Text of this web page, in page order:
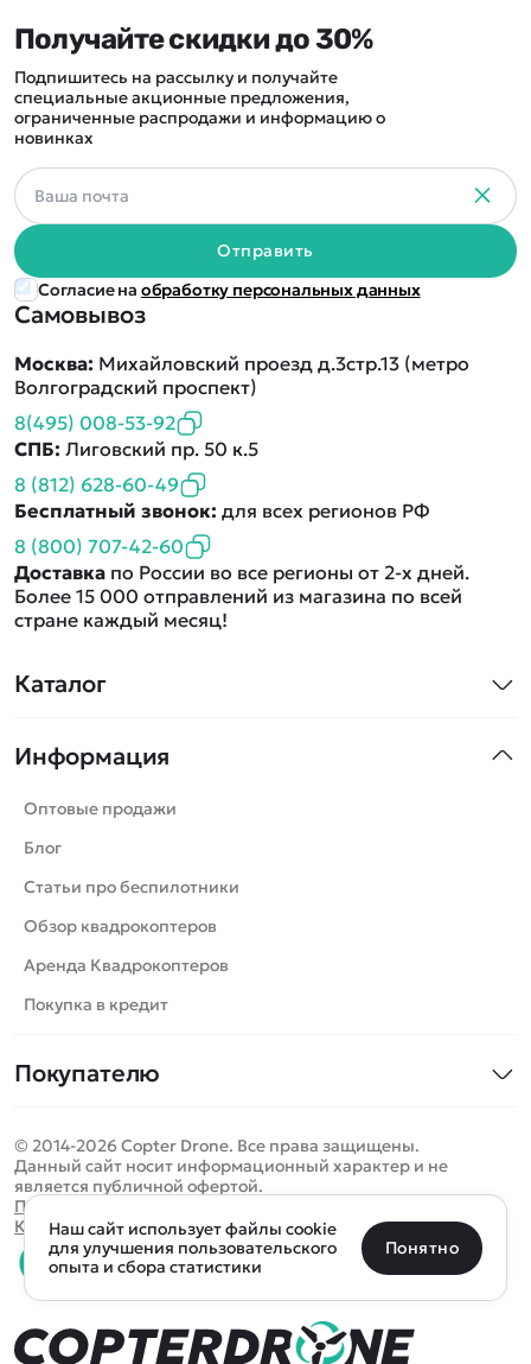
Каталог
Машинки
Танки
Вертолеты
Катера
Роботы
Самолеты
Сборные модели
Спецтехника
Игрушки
Запчасти для моделей
Бренды
Информация
Оптовые продажи
Блог
Статьи про беспилотники
Обзор квадрокоптеров
Аренда Квадрокоптеров
Покупка в кредит
Покупателю
Оплата и доставка
Помощь
Отследить заказ
Оплата на сайте
Самовывоз
Москва: Михайловский проезд д.3стр.13 (метро
Волгоградский проспект)
8(495) 008-53-92
СПБ: Лиговский пр. 50 к.5
8 (812) 628-60-49
Бесплатный звонок: для всех регионов РФ
8 (800) 707-42-60
Доставка по России во все регионы от 2-х дней.
Более 15 000 отправлений из магазина по всей
стране каждый месяц!
Получайте скидки до 30%
Подпишитесь на рассылку и получайте
специальные акционные предложения,
ограниченные распродажи и информацию о
новинках
Отправить
Согласие на обработку персональных данных
© 2014-2026 Copter Drone. Все права защищены.
Данный сайт носит информационный характер и не
является публичной офертой.
Политика конфиденциальности
Карта сайта
0 товаров Очистить
0 ₽ В корзину
Определить местоположение
Санкт-Петербург Москва Майкоп Уфа
Все подборки
Наш сайт использует файлы cookie
для улучшения пользовательского
опыта и сбора статистики
Понятно